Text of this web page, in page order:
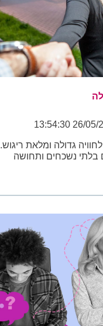
גדולה ומלאת ריגוש.
בלתי נשכחים ותחושה